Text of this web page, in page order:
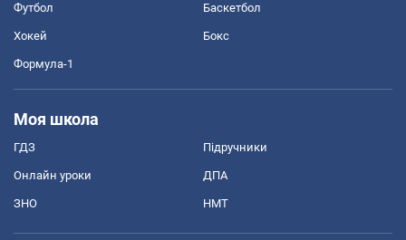
Футбол Баскетбол
Хокей Бокс
Формула-1
Моя школа
ГДЗ Підручники
Онлайн уроки ДПА
ЗНО НМТ